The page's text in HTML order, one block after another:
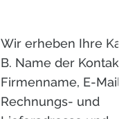
Wir erheben Ihre
B. Name der
Firmenname, E-Mail,
Rechnungs- und